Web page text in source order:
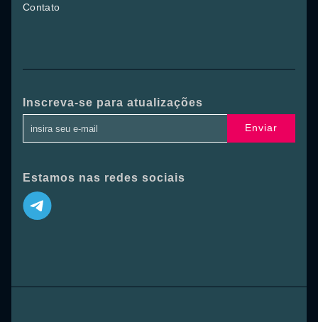
Contato
Inscreva-se para atualizações
Enviar
Estamos nas redes sociais